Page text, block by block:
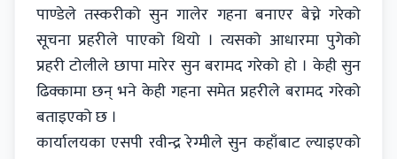
पाण्डेले तस्करीको सुन गालेर गहना बनाएर बेच्ने गरेको
सूचना प्रहरीले पाएको थियो । त्यसको आधारमा पुगेको
प्रहरी टोलीले छापा मारेर सुन बरामद गरेको हो । केही सुन
ढिक्कामा छन् भने केही गहना समेत प्रहरीले बरामद गरेको
बताइएको छ ।
कार्यालयका एसपी रवीन्द्र रेग्मीले सुन कहाँबाट ल्याइएको